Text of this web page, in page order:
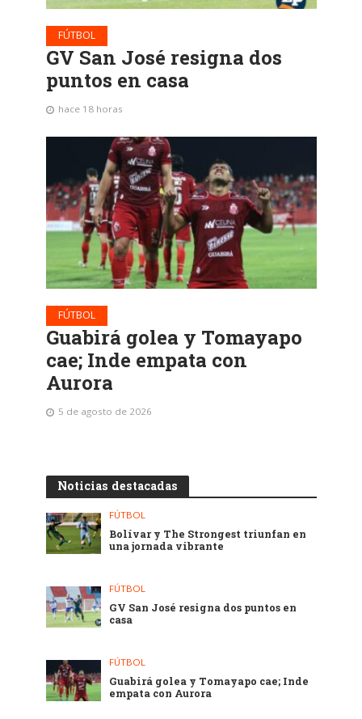
FÚTBOL
GV San José resigna dos
puntos en casa
hace 18 horas
FÚTBOL
Guabirá golea y Tomayapo
cae; Inde empata con
Aurora
5 de agosto de 2026
Noticias destacadas
FÚTBOL
Bolívar y The Strongest triunfan en
una jornada vibrante
FÚTBOL
GV San José resigna dos puntos en
casa
FÚTBOL
Guabirá golea y Tomayapo cae; Inde
empata con Aurora